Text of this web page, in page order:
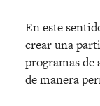
En este
crear una
programas de
de manera